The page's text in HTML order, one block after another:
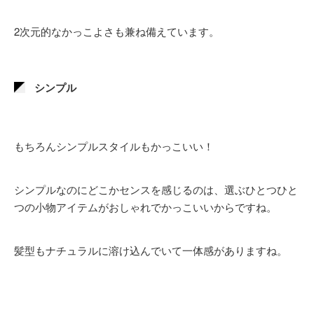
2次元的なかっこよさも兼ね備えています。
シンプル
もちろんシンプルスタイルもかっこいい！
シンプルなのにどこかセンスを感じるのは、選ぶひとつひと
つの小物アイテムがおしゃれでかっこいいからですね。
髪型もナチュラルに溶け込んでいて一体感がありますね。